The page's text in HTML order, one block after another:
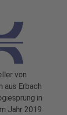
von
aus Erbach
in
Jahr 2019